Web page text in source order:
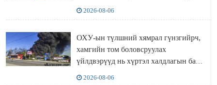
2026-08-06
ОХУ-ын түлшний хямрал гүнзгийрч,
хамгийн том боловсруулах
үйлдвэрүүд нь хүртэл халдлагын бай
2026-08-06